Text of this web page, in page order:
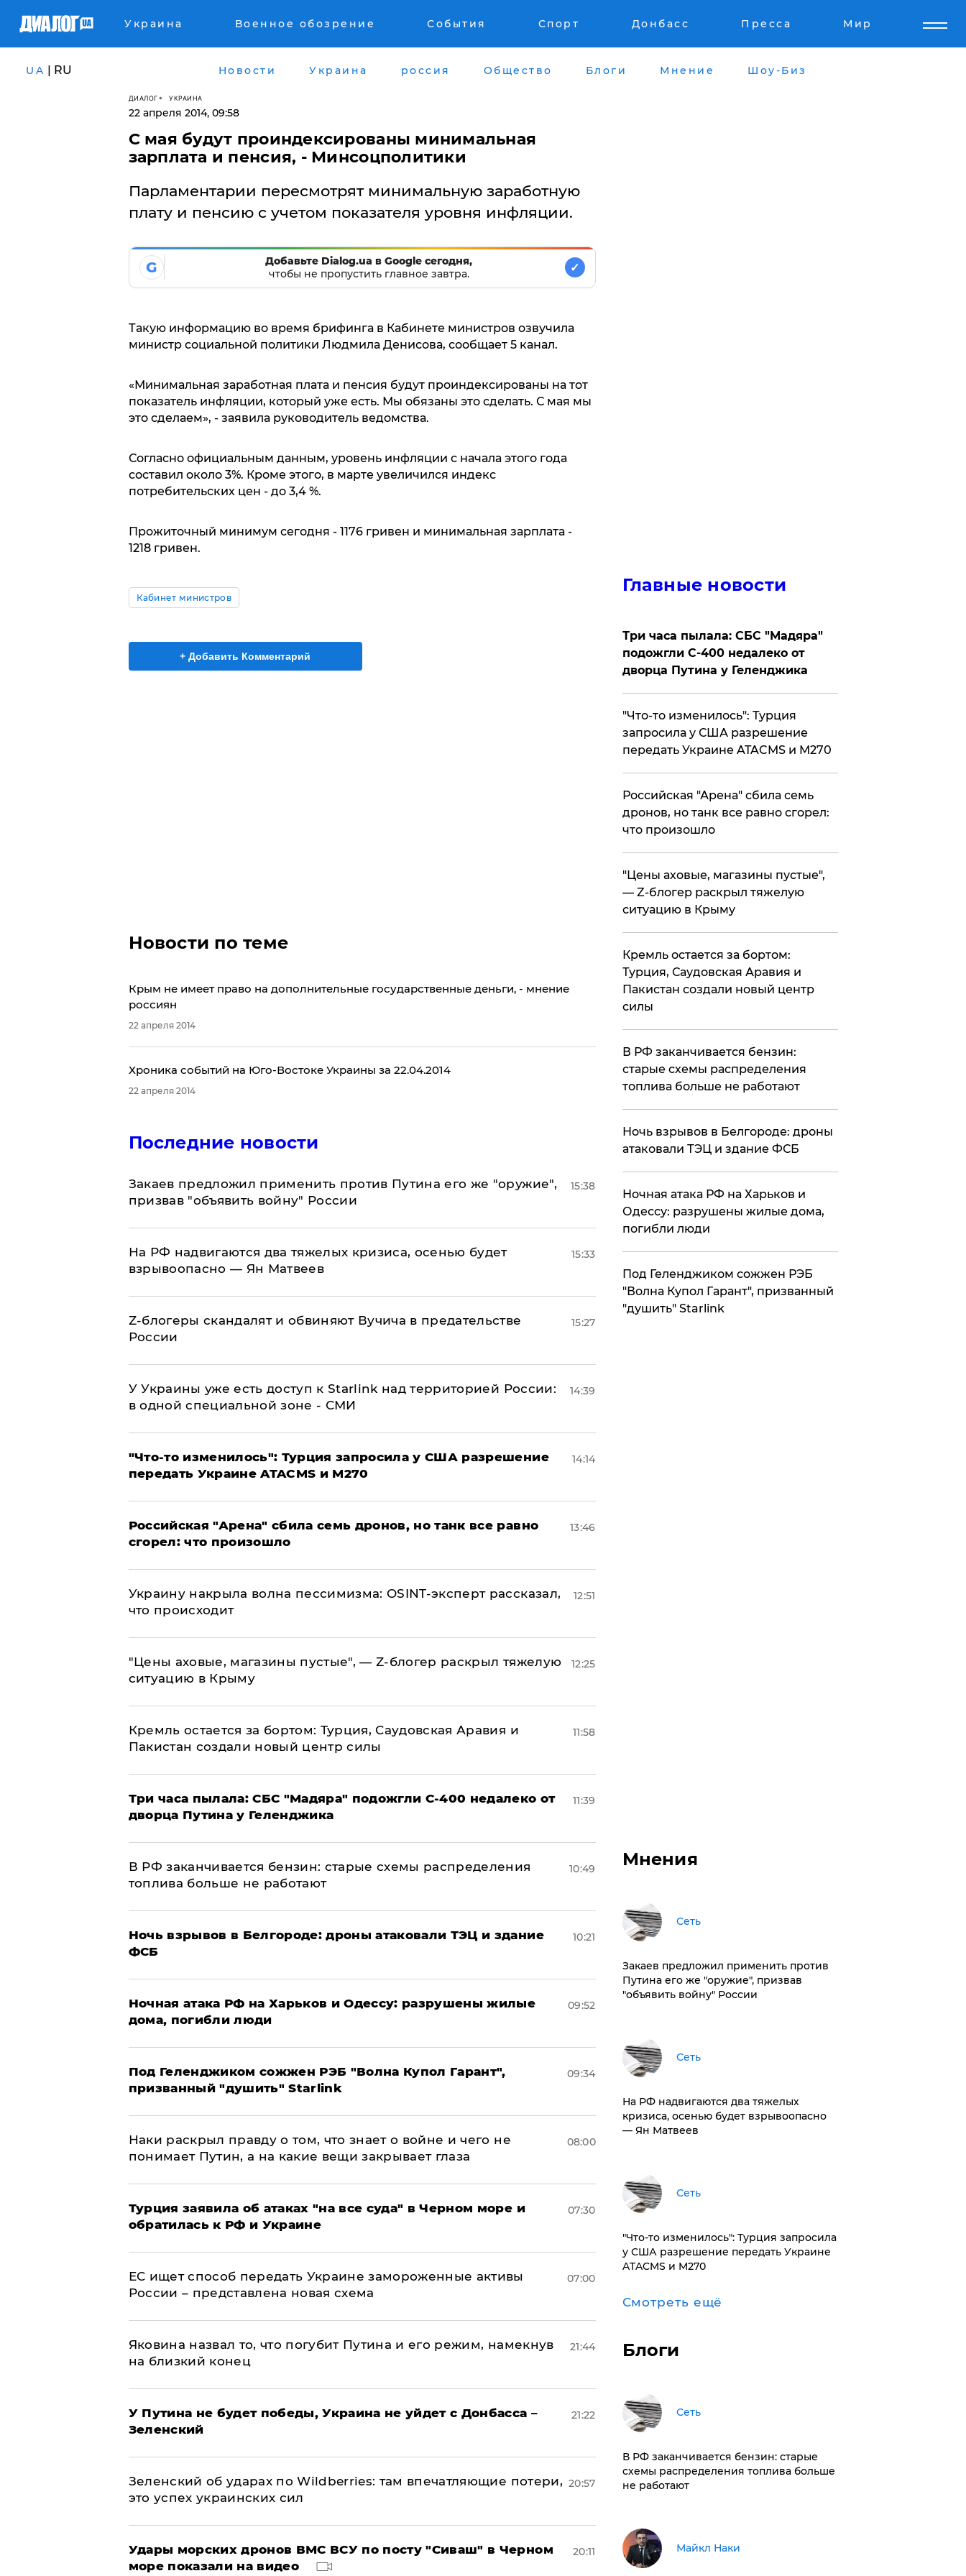
Украина Военное обозрение События Спорт Донбасс Пресса Мир
UA | RU Новости Украина россия Общество Блоги Мнение Шоу-Биз
ДИАЛОГ УКРАИНА
22 апреля 2014, 09:58
С мая будут проиндексированы минимальная
зарплата и пенсия, - Минсоцполитики
Парламентарии пересмотрят минимальную заработную
плату и пенсию с учетом показателя уровня инфляции.
G
Добавьте Dialog.ua в Google сегодня,
чтобы не пропустить главное завтра.
✓
Такую информацию во время брифинга в Кабинете министров озвучила
министр социальной политики Людмила Денисова, сообщает 5 канал.
«Минимальная заработная плата и пенсия будут проиндексированы на тот
показатель инфляции, который уже есть. Мы обязаны это сделать. С мая мы
это сделаем», - заявила руководитель ведомства.
Согласно официальным данным, уровень инфляции с начала этого года
составил около 3%. Кроме этого, в марте увеличился индекс
потребительских цен - до 3,4 %.
Прожиточный минимум сегодня - 1176 гривен и минимальная зарплата -
1218 гривен.
Кабинет министров
+ Добавить Комментарий
Новости по теме
​Крым не имеет право на дополнительные государственные деньги, - мнение
россиян
22 апреля 2014
Хроника событий на Юго-Востоке Украины за 22.04.2014
22 апреля 2014
Последние новости
Закаев предложил применить против Путина его же "оружие",
призвав "объявить войну" России
15:38
На РФ надвигаются два тяжелых кризиса, осенью будет
взрывоопасно — Ян Матвеев
15:33
Z-блогеры скандалят и обвиняют Вучича в предательстве
России
15:27
У Украины уже есть доступ к Starlink над территорией России:
в одной специальной зоне - СМИ
14:39
​"Что-то изменилось": Турция запросила у США разрешение
передать Украине ATACMS и M270
14:14
​Российская "Арена" сбила семь дронов, но танк все равно
сгорел: что произошло
13:46
​Украину накрыла волна пессимизма: OSINT-эксперт рассказал,
что происходит
12:51
​"Цены аховые, магазины пустые", — Z-блогер раскрыл тяжелую
ситуацию в Крыму
12:25
​Кремль остается за бортом: Турция, Саудовская Аравия и
Пакистан создали новый центр силы
11:58
Три часа пылала: СБС "Мадяра" подожгли С-400 недалеко от
дворца Путина у Геленджика
11:39
​В РФ заканчивается бензин: старые схемы распределения
топлива больше не работают
10:49
​Ночь взрывов в Белгороде: дроны атаковали ТЭЦ и здание
ФСБ
10:21
​Ночная атака РФ на Харьков и Одессу: разрушены жилые
дома, погибли люди
09:52
Под Геленджиком сожжен РЭБ "Волна Купол Гарант",
призванный "душить" Starlink
09:34
Наки раскрыл правду о том, что знает о войне и чего не
понимает Путин, а на какие вещи закрывает глаза
08:00
Турция заявила об атаках "на все суда" в Черном море и
обратилась к РФ и Украине
07:30
ЕС ищет способ передать Украине замороженные активы
России – представлена новая схема
07:00
Яковина назвал то, что погубит Путина и его режим, намекнув
на близкий конец
21:44
У Путина не будет победы, Украина не уйдет с Донбасса –
Зеленский
21:22
Зеленский об ударах по Wildberries: там впечатляющие потери,
это успех украинских сил
20:57
Удары морских дронов ВМС ВСУ по посту "Сиваш" в Черном
море показали на видео
20:11
Главные новости
Три часа пылала: СБС "Мадяра"
подожгли С-400 недалеко от
дворца Путина у Геленджика
​"Что-то изменилось": Турция
запросила у США разрешение
передать Украине ATACMS и M270
​Российская "Арена" сбила семь
дронов, но танк все равно сгорел:
что произошло
​"Цены аховые, магазины пустые",
— Z-блогер раскрыл тяжелую
ситуацию в Крыму
​Кремль остается за бортом:
Турция, Саудовская Аравия и
Пакистан создали новый центр
силы
​В РФ заканчивается бензин:
старые схемы распределения
топлива больше не работают
​Ночь взрывов в Белгороде: дроны
атаковали ТЭЦ и здание ФСБ
​Ночная атака РФ на Харьков и
Одессу: разрушены жилые дома,
погибли люди
Под Геленджиком сожжен РЭБ
"Волна Купол Гарант", призванный
"душить" Starlink
Мнения
Сеть
Закаев предложил применить против
Путина его же "оружие", призвав
"объявить войну" России
Сеть
На РФ надвигаются два тяжелых
кризиса, осенью будет взрывоопасно
— Ян Матвеев
Сеть
​"Что-то изменилось": Турция запросила
у США разрешение передать Украине
ATACMS и M270
Смотреть ещё
Блоги
Сеть
​В РФ заканчивается бензин: старые
схемы распределения топлива больше
не работают
Майкл Наки